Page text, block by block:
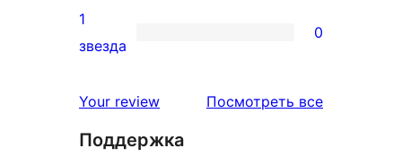
отзыв
2-
звездный
0
звездный
1
звезда
0
Your review Посмотреть всеотзывы
Поддержка